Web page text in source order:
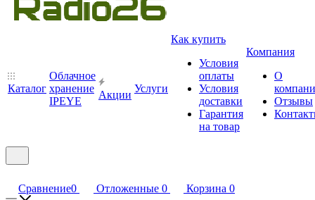
Каталог
Облачное
хранение
IPEYE
Акции
Услуги
Как купить
Условия
оплаты
Условия
доставки
Гарантия
на товар
Компания
О
Отзывы
Сравнение0 Отложенные 0 Корзина 0